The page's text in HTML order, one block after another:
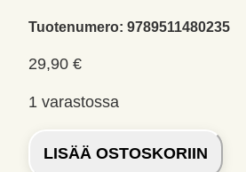
Tuotenumero: 9789511480235
29,90 €
1 varastossa
Miltei
täydellinen
LISÄÄ OSTOSKORIIN